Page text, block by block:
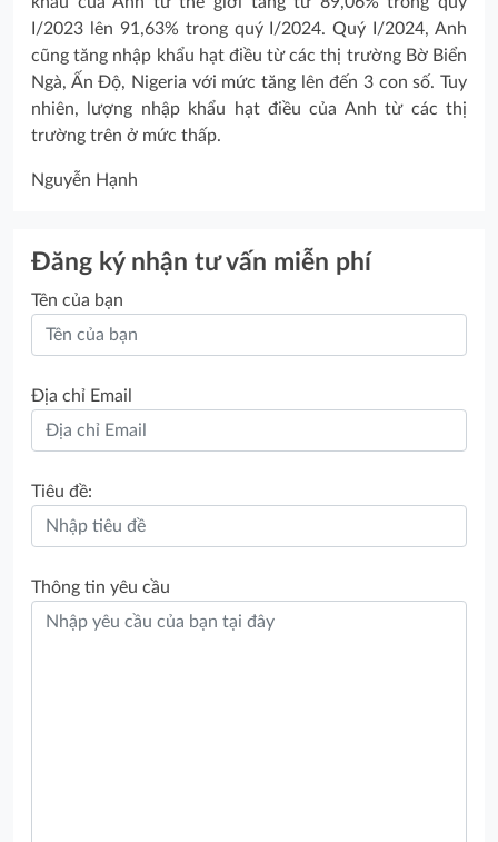
I/2023 lên 91,63% trong quý I/2024. Quý I/2024, Anh
cũng tăng nhập khẩu hạt điều từ các thị trường Bờ Biển
Ngà, Ấn Độ, Nigeria với mức tăng lên đến 3 con số. Tuy
nhiên, lượng nhập khẩu hạt điều của Anh từ các thị
trường trên ở mức thấp.
Nguyễn Hạnh
Đăng ký nhận tư vấn miễn phí
Tên của bạn
Địa chỉ Email
Tiêu đề:
Thông tin yêu cầu